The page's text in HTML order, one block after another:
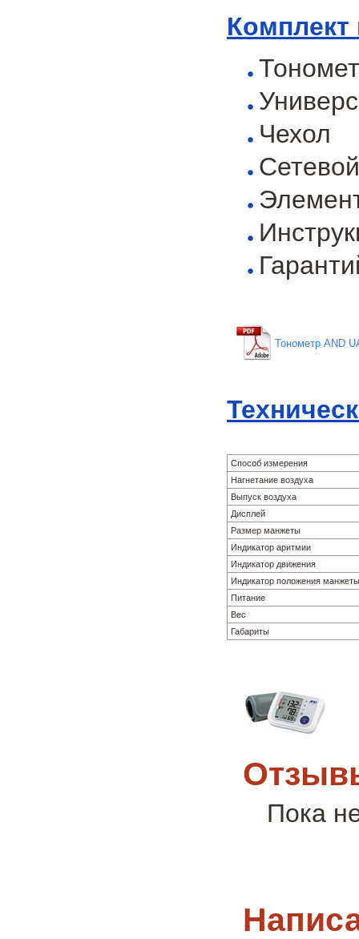
Комплект
Чехол
Тонометр AND
Способ измерения
Нагнетание воздуха
Выпуск воздуха
Дисплей
Размер манжеты
Индикатор аритмии
Индикатор движения
Индикатор положения манжеты
Питание
Вес
Габариты
Пока